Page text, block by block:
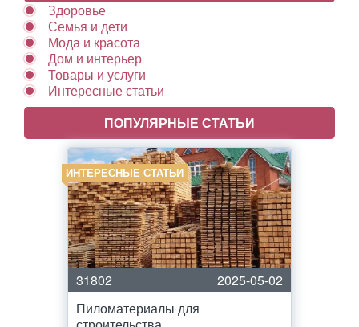
Здоровье
Семья и дети
Мода и красота
Дом и интерьер
Товары и услуги
Интересные статьи
ПОПУЛЯРНЫЕ СТАТЬИ
ИНТЕРЕСНЫЕ СТАТЬИ
31802
2025-05-02
Пиломатериалы для